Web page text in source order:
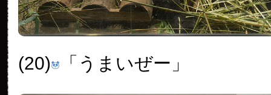
(20) 「うまいぜー」